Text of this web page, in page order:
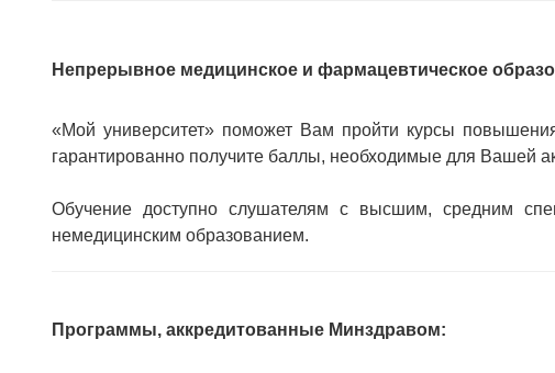
Непрерывное медицинское и фармацевтическое
«Мой университет» поможет Вам пройти курсы
гарантированно получите баллы, необходимые для Вашей
Обучение доступно слушателям с высшим, средним
немедицинским образованием.
Программы, аккредитованные Минздравом: